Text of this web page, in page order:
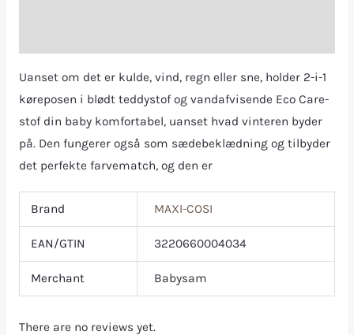
Uanset om det er kulde, vind, regn eller sne, holder 2-i-1
køreposen i blødt teddystof og vandafvisende Eco Care-
stof din baby komfortabel, uanset hvad vinteren byder
på. Den fungerer også som sædebeklædning og tilbyder
det perfekte farvematch, og den er
Brand MAXI-COSI
EAN/GTIN 3220660004034
Merchant Babysam
There are no reviews yet.